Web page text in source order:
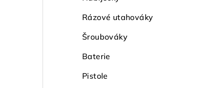
Rázové utahováky
Šroubováky
Baterie
Pistole